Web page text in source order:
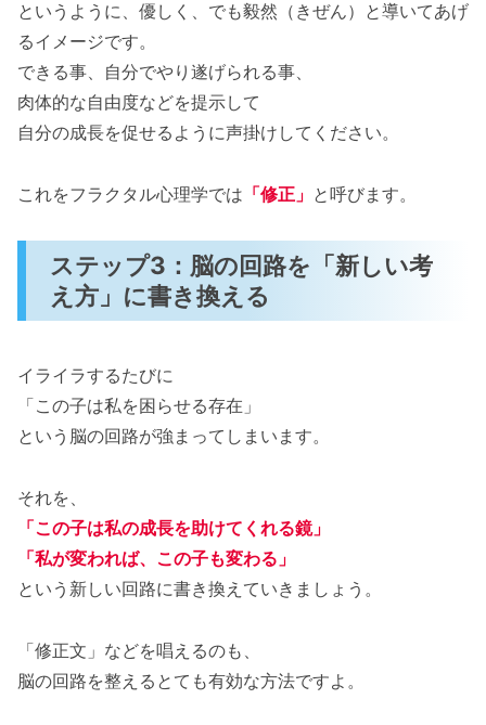
というように、優しく、でも毅然（きぜん）と導いてあげ
るイメージです。
できる事、自分でやり遂げられる事、
肉体的な自由度などを提示して
自分の成長を促せるように声掛けしてください。
これをフラクタル心理学では 「修正」 と呼びます。
ステップ3：脳の回路を「新しい考
え方」に書き換える
イライラするたびに
「この子は私を困らせる存在」
という脳の回路が強まってしまいます。
それを、
「この子は私の成長を助けてくれる鏡」
「私が変われば、この子も変わる」
という新しい回路に書き換えていきましょう。
「修正文」などを唱えるのも、
脳の回路を整えるとても有効な方法ですよ。